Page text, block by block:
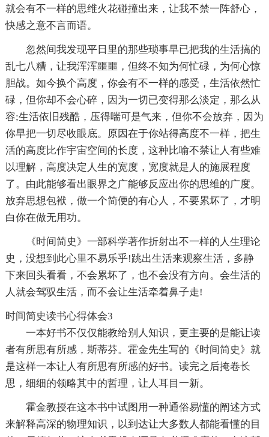
就会有不一样的思维火花碰撞出来，让我不禁一阵舒心，
快感之意不言而语。
忽然间我发现平日里的那些琐事早已把我的生活搞的
乱七八糟，让我浑浑噩噩，但终不知为何忙碌，为何心惊
胆战。如今换个高度，你会有不一样的感受，生活依然忙
碌，但你却不会心碎，因为一切已变得那么淡定，那么从
容;生活依旧残酷，压得喘可是气来，但你不会放弃，因为
你早把一切尽收眼底。原因在于你站得高度不一样，把生
活的高度比作宇宙空间的长度，这种比喻不禁让人有些难
以理解，高度决定人生的宽度，宽度就是人的施展程度
了。由此能够看出眼界之广能够反应出你的思维的广度。
放弃思想包袱，做一个简便的有心人，不要累坏了，才明
白你在做无用功。
《时间简史》一部科学著作折射出不一样的人生理论
史，没想到此心里不易乐乎!跳出生活来观察生活，多静
下来回头看看，不会累坏了，也不会没有方向。会生活的
人就会驾驭生活，而不会让生活牵着鼻子走!
时间简史读书心得体会3
一本好书不仅仅能教给别人知识，更主要的是能让读
者有所思有所感，斯蒂芬。霍金先生写的《时间简史》就
是这样一本让人有所思有所感的好书。读完之后掩卷长
思，细细的领略其中的哲理，让人耳目一新。
霍金教授在这本书中试图用一种通俗易懂的阐述方式
来解释高深的物理知识，以到达让大多数人都能看懂的目